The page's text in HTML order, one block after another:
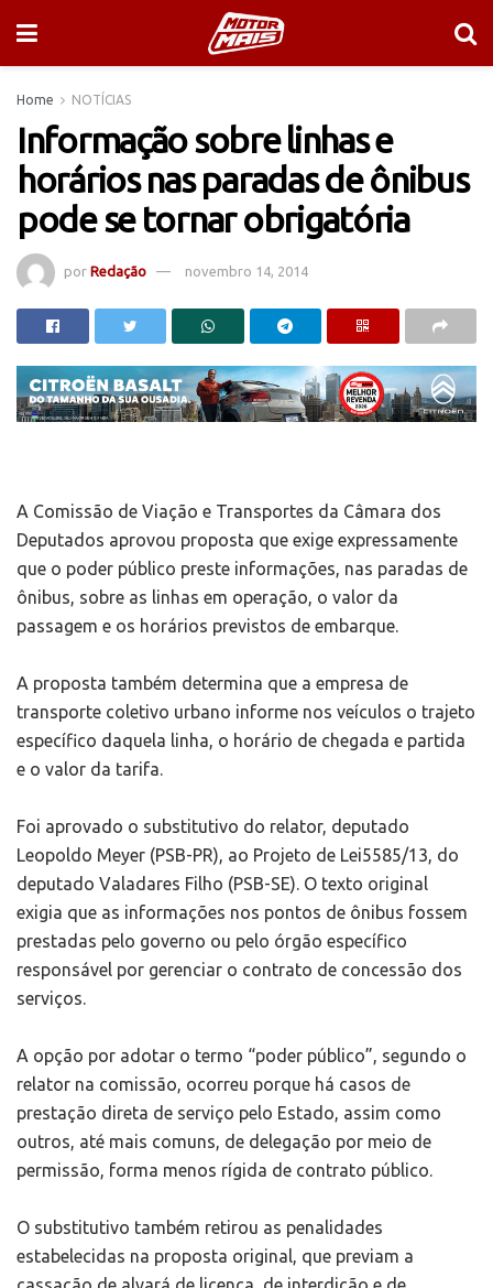
Home NOTÍCIAS
Informação sobre linhas e
horários nas paradas de ônibus
pode se tornar obrigatória
por Redação novembro 14, 2014
A Comissão de Viação e Transportes da Câmara dos
Deputados aprovou proposta que exige expressamente
que o poder público preste informações, nas paradas de
ônibus, sobre as linhas em operação, o valor da
passagem e os horários previstos de embarque.
A proposta também determina que a empresa de
transporte coletivo urbano informe nos veículos o trajeto
específico daquela linha, o horário de chegada e partida
e o valor da tarifa.
Foi aprovado o substitutivo do relator, deputado
Leopoldo Meyer (PSB-PR), ao Projeto de Lei5585/13, do
deputado Valadares Filho (PSB-SE). O texto original
exigia que as informações nos pontos de ônibus fossem
prestadas pelo governo ou pelo órgão específico
responsável por gerenciar o contrato de concessão dos
serviços.
A opção por adotar o termo “poder público”, segundo o
relator na comissão, ocorreu porque há casos de
prestação direta de serviço pelo Estado, assim como
outros, até mais comuns, de delegação por meio de
permissão, forma menos rígida de contrato público.
O substitutivo também retirou as penalidades
estabelecidas na proposta original, que previam a